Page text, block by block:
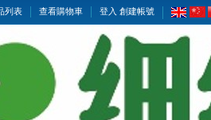
列表 查看購物車 登入 創建帳號